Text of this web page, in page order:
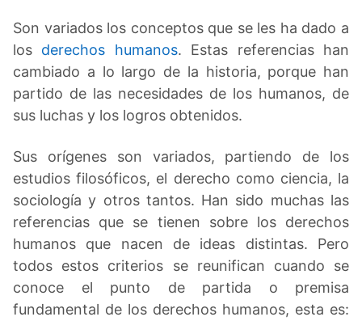
Son variados los conceptos que se les ha dado a
los derechos humanos. Estas referencias han
cambiado a lo largo de la historia, porque han
partido de las necesidades de los humanos, de
sus luchas y los logros obtenidos.
Sus orígenes son variados, partiendo de los
estudios filosóficos, el derecho como ciencia, la
sociología y otros tantos. Han sido muchas las
referencias que se tienen sobre los derechos
humanos que nacen de ideas distintas. Pero
todos estos criterios se reunifican cuando se
conoce el punto de partida o premisa
fundamental de los derechos humanos, esta es: